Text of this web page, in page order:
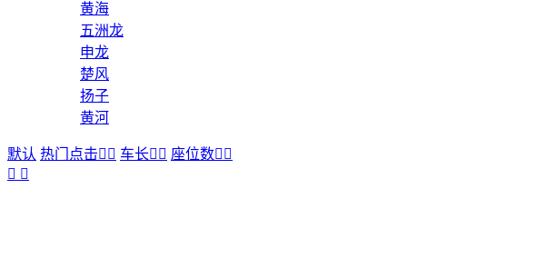
黄海
五洲龙
申龙
楚风
扬子
黄河
默认 热门点击  车长  座位数 
 